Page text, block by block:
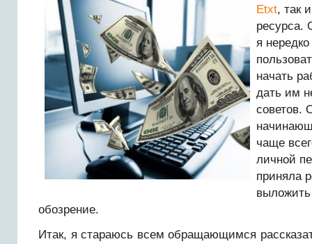
Etxt, так
ресурса.
я
начать
дать им
советов.
чаще
личной
приняла
обозрение.
Итак, я стараюсь всем обращающимся